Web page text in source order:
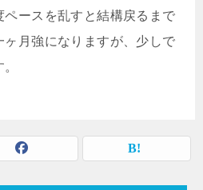
ースを乱すと結構戻るまで
月強になりますが、少しで